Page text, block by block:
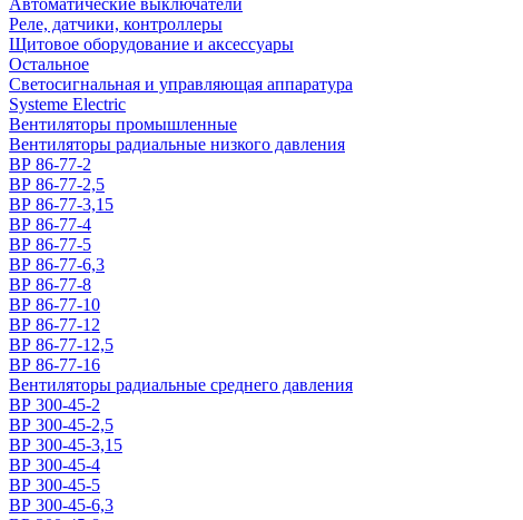
Автоматические выключатели
Реле, датчики, контроллеры
Щитовое оборудование и аксессуары
Остальное
Светосигнальная и управляющая аппаратура
Systeme Electric
Вентиляторы промышленные
Вентиляторы радиальные низкого давления
ВР 86-77-2
ВР 86-77-2,5
ВР 86-77-3,15
ВР 86-77-4
ВР 86-77-5
ВР 86-77-6,3
ВР 86-77-8
ВР 86-77-10
ВР 86-77-12
ВР 86-77-12,5
ВР 86-77-16
Вентиляторы радиальные среднего давления
ВР 300-45-2
ВР 300-45-2,5
ВР 300-45-3,15
ВР 300-45-4
ВР 300-45-5
ВР 300-45-6,3